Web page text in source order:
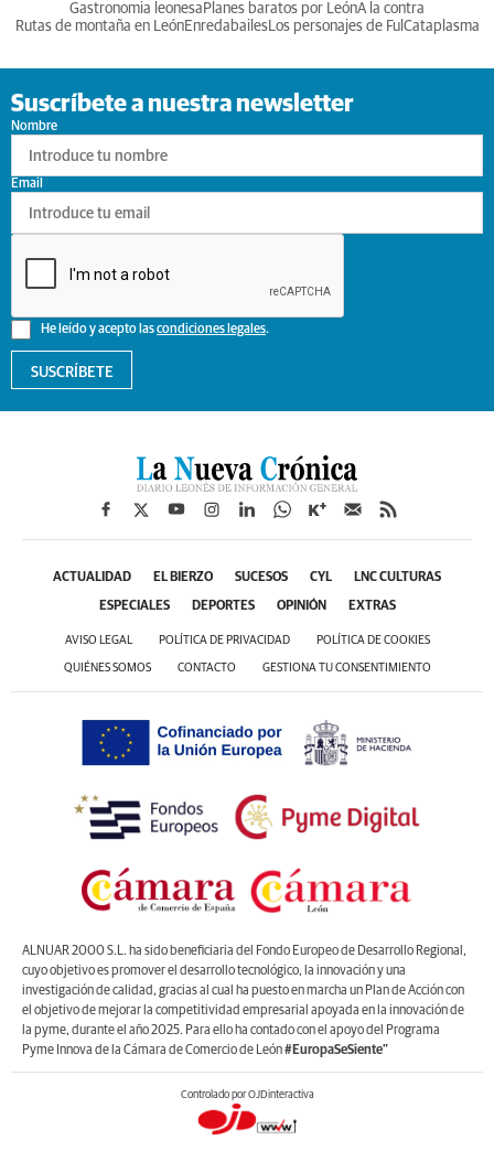
Gastronomia leonesa Planes baratos por LeónA la contra
Rutas de montaña en LeónEnredabailesLos personajes de Ful Cataplasma
Suscríbete a nuestra newsletter
Nombre
He leído y acepto lascondiciones legales.
Email
SUSCRÍBETE
ACTUALIDAD EL BIERZO SUCESOS CYL LNC CULTURAS
ESPECIALES DEPORTES OPINIÓN EXTRAS
AVISO LEGAL POLÍTICA DE PRIVACIDAD POLÍTICA DE COOKIES
QUIÉNES SOMOS CONTACTO GESTIONA TU CONSENTIMIENTO
ALNUAR 2000 S.L. ha sido beneficiaria del Fondo Europeo de Desarrollo Regional,
cuyo objetivo es promover el desarrollo tecnológico, la innovación y una
investigación de calidad, gracias al cual ha puesto en marcha un Plan de Acción con
el objetivo de mejorar la competitividad empresarial apoyada en la innovación de
la pyme, durante el año 2025. Para ello ha contado con el apoyo del Programa
Pyme Innova de la Cámara de Comercio de León#EuropaSeSiente”
Controlado por OJDinteractiva